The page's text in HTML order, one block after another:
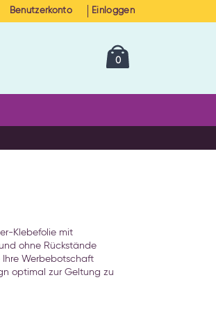
Benutzerkonto Einloggen
0Artikel
Klebefolie mit
ohne Rückstände
Ihre Werbebotschaft
optimal zur Geltung zu